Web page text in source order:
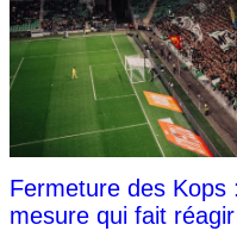
Fermeture des Kops
mesure qui fait réagir